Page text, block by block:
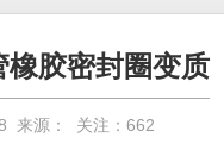
胶密封圈变质
来源： 关注： 662